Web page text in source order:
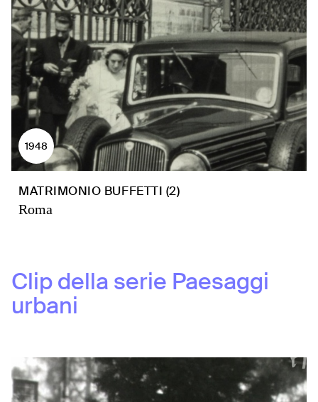
1948
MATRIMONIO BUFFETTI (2)
Roma
Clip della serie Paesaggi
urbani